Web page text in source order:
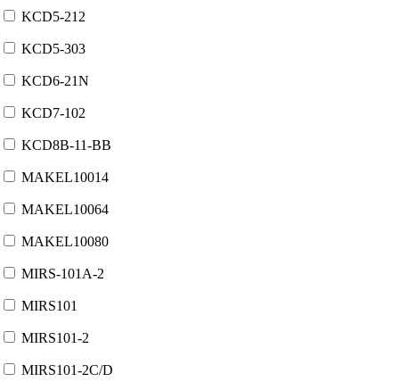
KCD5-212
KCD5-303
KCD6-21N
KCD7-102
KCD8B-11-BB
MAKEL10014
MAKEL10064
MAKEL10080
MIRS-101A-2
MIRS101
MIRS101-2
MIRS101-2C/D